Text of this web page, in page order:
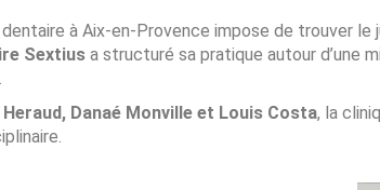
à Aix-en-Provence impose de trouver
Sextius a structuré sa pratique autour d’une
Danaé Monville et Louis Costa, la